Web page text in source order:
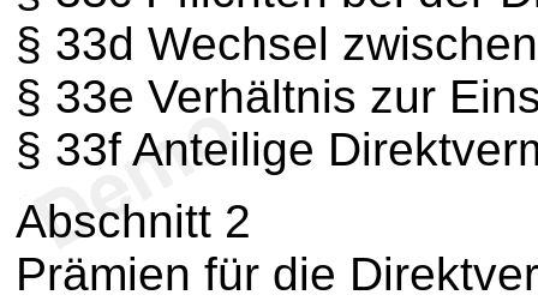
§ 33d Wechsel
§ 33e Verhältnis zur
§ 33f Anteilige
Abschnitt 2
Prämien für die